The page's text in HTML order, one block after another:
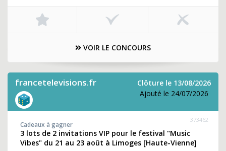
VOIR LE CONCOURS
francetelevisions.fr
Clôture le 13/08/2026
Ajouté le 24/07/2026
373462
Cadeaux à gagner
3 lots de 2 invitations VIP pour le festival "Music
Vibes" du 21 au 23 août à Limoges [Haute-Vienne]